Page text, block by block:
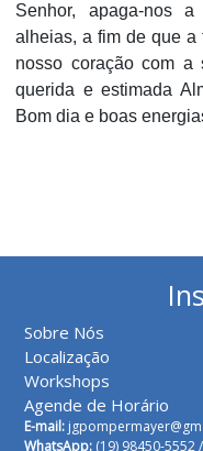
Senhor, apaga-nos
alheias, a fim de que a
nosso coração com
querida e estimada
Bom dia e boas
Sobre Nós
Localização
Workshops
Agende de Horário
E-mail:
WhatsApp: (19) 98450-5552 /